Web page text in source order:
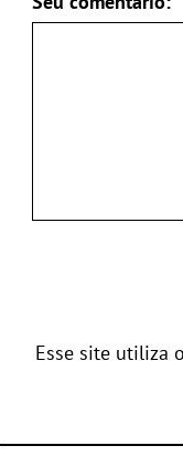
Esse site utiliza